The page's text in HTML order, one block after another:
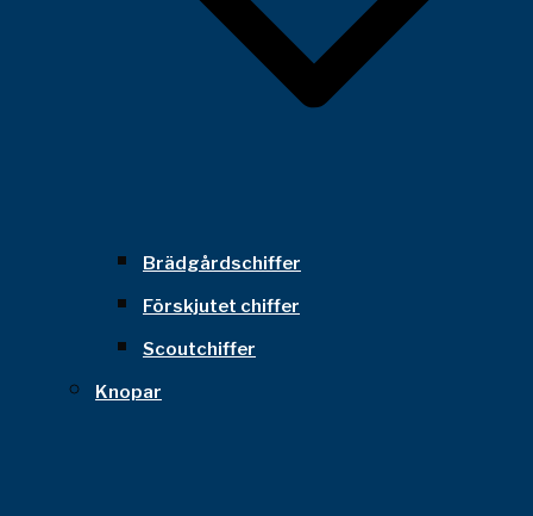
Brädgårdschiffer
Förskjutet chiffer
Scoutchiffer
Knopar